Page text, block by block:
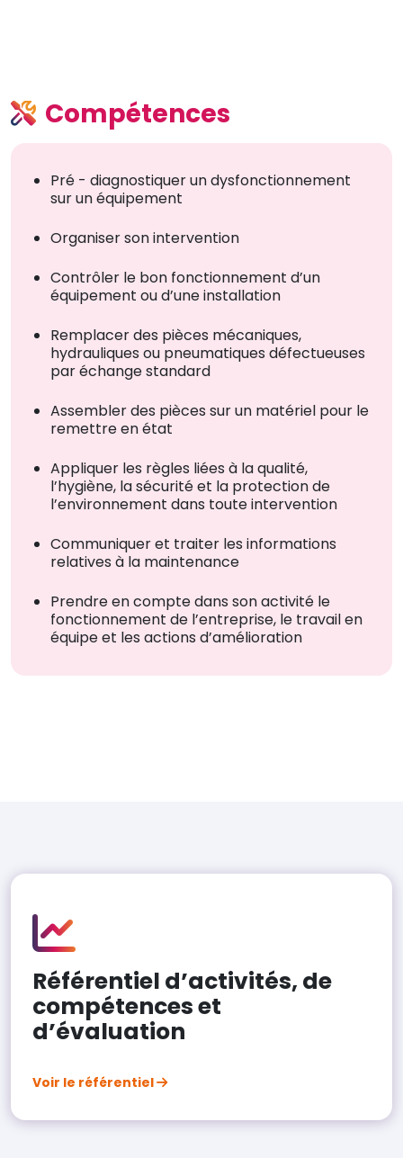
Compétences
Pré - diagnostiquer un dysfonctionnement
sur un équipement
Organiser son intervention
Contrôler le bon fonctionnement d’un
équipement ou d’une installation
Remplacer des pièces mécaniques,
hydrauliques ou pneumatiques défectueuses
par échange standard
Assembler des pièces sur un matériel pour le
remettre en état
Appliquer les règles liées à la qualité,
l’hygiène, la sécurité et la protection de
l’environnement dans toute intervention
Communiquer et traiter les informations
relatives à la maintenance
Prendre en compte dans son activité le
fonctionnement de l’entreprise, le travail en
équipe et les actions d’amélioration
Référentiel d’activités, de
compétences et
d’évaluation
Voir le référentiel